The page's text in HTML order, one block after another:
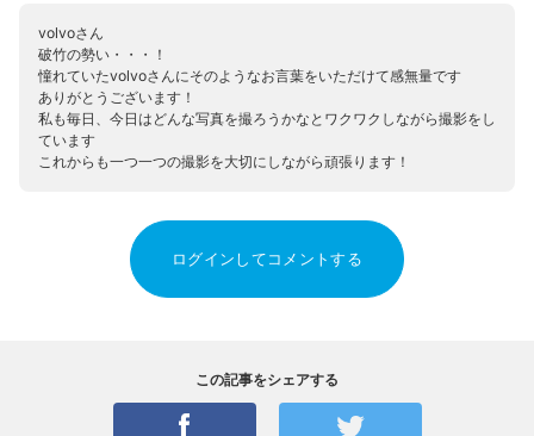
volvoさん
破竹の勢い・・・！
憧れていたvolvoさんにそのようなお言葉をいただけて感無量です
ありがとうございます！
私も毎日、今日はどんな写真を撮ろうかなとワクワクしながら撮影をし
ています
これからも一つ一つの撮影を大切にしながら頑張ります！
ログインしてコメントする
この記事をシェアする